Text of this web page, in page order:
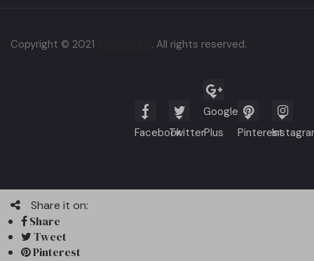
Copyright © 2021 . All rights reserved.
FacebookTwitter
Google
Plus
Pinterest
Share it on:
Share
Tweet
Pinterest